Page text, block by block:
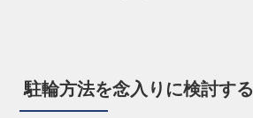
駐輪方法を念入りに検討する